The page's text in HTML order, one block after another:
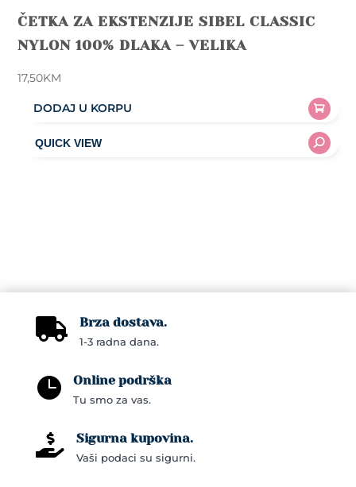
ČETKA ZA EKSTENZIJE SIBEL CLASSIC
NYLON 100% DLAKA – VELIKA
17,50KM
DODAJ U KORPU
 Brza dostava.
1-3 radna dana.
 Online podrška
Tu smo za vas.
 Sigurna kupovina.
Vaši podaci su sigurni.